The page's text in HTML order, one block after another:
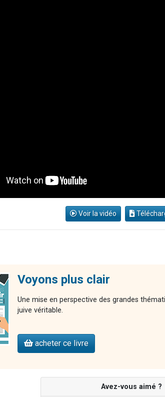
Voir la vidéo
Voyons plus clair
Une mise en perspective des grandes
juive véritable.
acheter ce livre
Avez-vous aimé ?